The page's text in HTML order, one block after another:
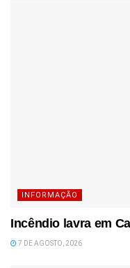
INFORMAÇÃO
Incêndio lavra em
7 DE AGOSTO, 2026